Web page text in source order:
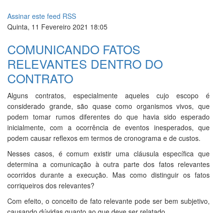
Assinar este feed RSS
Quinta, 11 Fevereiro 2021 18:05
COMUNICANDO FATOS
RELEVANTES DENTRO DO
CONTRATO
Alguns contratos, especialmente aqueles cujo escopo é
considerado grande, são quase como organismos vivos, que
podem tomar rumos diferentes do que havia sido esperado
inicialmente, com a ocorrência de eventos inesperados, que
podem causar reflexos em termos de cronograma e de custos.
Nesses casos, é comum existir uma cláusula específica que
determina a comunicação à outra parte dos fatos relevantes
ocorridos durante a execução. Mas como distinguir os fatos
corriqueiros dos relevantes?
Com efeito, o conceito de fato relevante pode ser bem subjetivo,
Institucional
Treinamentos
Notícias
Trabalhe Conosco
Contato